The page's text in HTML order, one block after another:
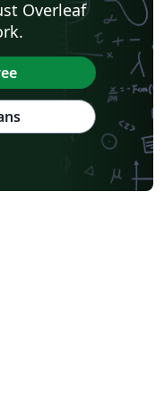
Overleaf